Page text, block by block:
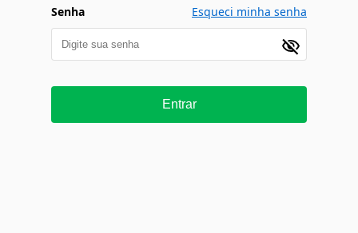
Senha Esqueci minha senha
Entrar